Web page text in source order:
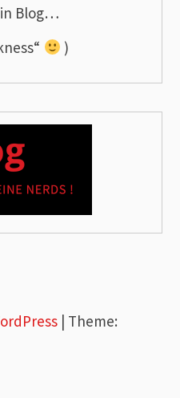
Blog…
)
Theme: